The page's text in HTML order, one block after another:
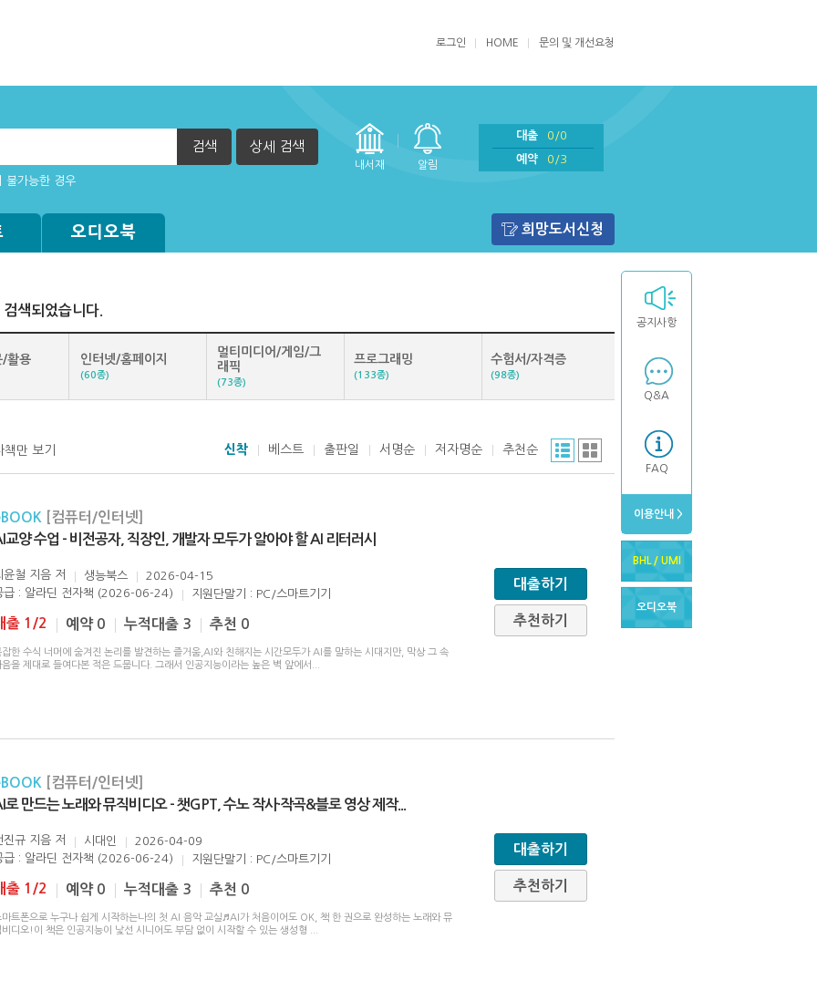
로그인 HOME 문의 및 개선요청
검색 상세 검색
내서재 알림
대출
0/0
예약
0/3
불가능한 경우
오디오북 희망도서신청
공지사항
Q&A
FAQ
이용안내 >
BHL / UMI
오디오북
검색되었습니다.
/활용 인터넷/홈페이지
(60종)
멀티미디어/게임/그
래픽
(73종)
프로그래밍
(133종)
수험서/자격증
(98종)
만 보기 신착 베스트 출판일 서명순 저자명순 추천순
[컴퓨터/인터넷]
교양 수업 - 비전공자, 직장인, 개발자 모두가 알아야 할 AI 리터러시
윤철 지음 저 생능북스
2026-04-15
급 : 알라딘 전자책 (2026-06-24)
지원단말기 : PC/스마트기기
출 1/2 예약 0 누적대출 3 추천 0
잡한 수식 너머에 숨겨진 논리를 발견하는 즐거움,AI와 친해지는 시간모두가 AI를 말하는 시대지만, 막상 그 속
음을 제대로 들여다본 적은 드뭅니다. 그래서 인공지능이라는 높은 벽 앞에서
대출하기
추천하기
[컴퓨터/인터넷]
로 만드는 노래와 뮤직비디오 - 챗GPT, 수노 작사·작곡&블로 영상 제작...
진규 지음 저 시대인
2026-04-09
급 : 알라딘 전자책 (2026-06-24)
지원단말기 : PC/스마트기기
출 1/2 예약 0 누적대출 3 추천 0
마트폰으로 누구나 쉽게 시작하는나의 첫 AI 음악 교실♬AI가 처음이어도 OK, 책 한 권으로 완성하는 노래와 뮤
비디오!이 책은 인공지능이 낯선 시니어도 부담 없이 시작할 수 있는 생성형
대출하기
추천하기